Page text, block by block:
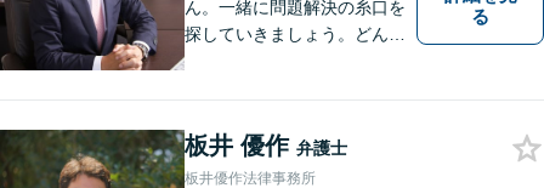
ん。一緒に問題解決の糸口を
探していきましょう。どんな
遺産分割、介護などの高齢社
会問題に注力しております。
る
板井 優作 弁護士
板井優作法律事務所